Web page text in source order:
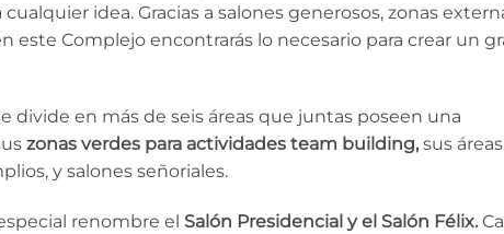
idea. Gracias a salones generosos, zonas
este Complejo encontrarás lo necesario para crear un
divide en más de seis áreas que juntas poseen una
zonas verdes para actividades team building, sus áreas
y salones señoriales.
renombre el Salón Presidencial y el Salón Félix.